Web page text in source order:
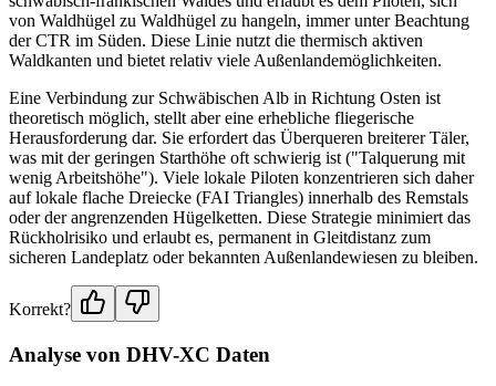
von Waldhügel zu Waldhügel zu hangeln, immer unter Beachtung
der CTR im Süden. Diese Linie nutzt die thermisch aktiven
Waldkanten und bietet relativ viele Außenlandemöglichkeiten.
Eine Verbindung zur Schwäbischen Alb in Richtung Osten ist
theoretisch möglich, stellt aber eine erhebliche fliegerische
Herausforderung dar. Sie erfordert das Überqueren breiterer Täler,
was mit der geringen Starthöhe oft schwierig ist ("Talquerung mit
wenig Arbeitshöhe"). Viele lokale Piloten konzentrieren sich daher
auf lokale flache Dreiecke (FAI Triangles) innerhalb des Remstals
oder der angrenzenden Hügelketten. Diese Strategie minimiert das
Rückholrisiko und erlaubt es, permanent in Gleitdistanz zum
sicheren Landeplatz oder bekannten Außenlandewiesen zu bleiben.
Korrekt?
Analyse von DHV-XC Daten